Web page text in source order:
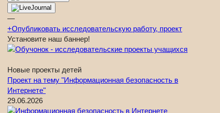
—
+Опубликовать исследовательскую работу, проект
Установите наш баннер!
Новые проекты детей
Проект на тему "Информационная безопасность в
Интернете"
29.06.2026